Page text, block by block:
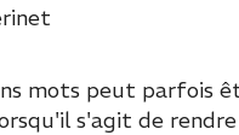
mots peut parfois
s'agit de